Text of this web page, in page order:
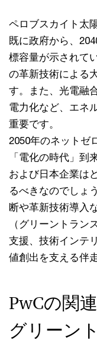
ペロブスカイト太
既に政府から、
標容量が示されて
の革新技術による
す。また、光電融
電力化など、エネ
重要です。
2050年のネットゼ
「電化の時代」到
および日本企業は
るべきなのでしょ
断や革新技術導入
（グリーントラン
支援、技術インテ
値創出を支える伴
PwCの関
グリーン